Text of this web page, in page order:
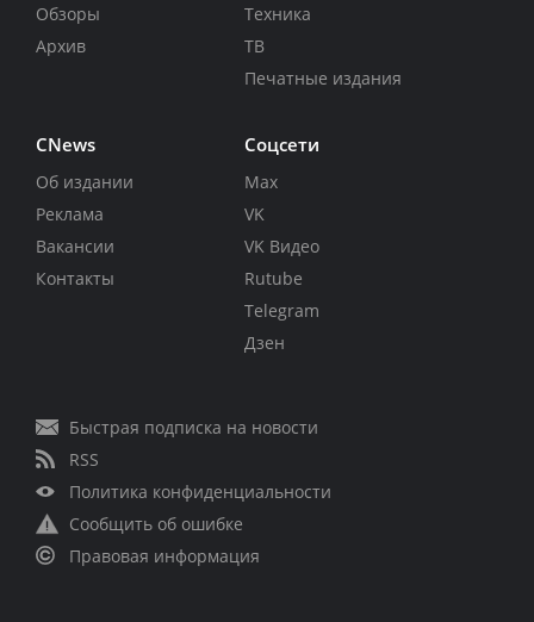
Обзоры
Архив
Техника
ТВ
Печатные издания
CNews
Об издании
Реклама
Вакансии
Контакты
Соцсети
Max
VK
VK Видео
Rutube
Telegram
Дзен
Быстрая подписка на новости
RSS
Политика конфиденциальности
Сообщить об ошибке
Правовая информация